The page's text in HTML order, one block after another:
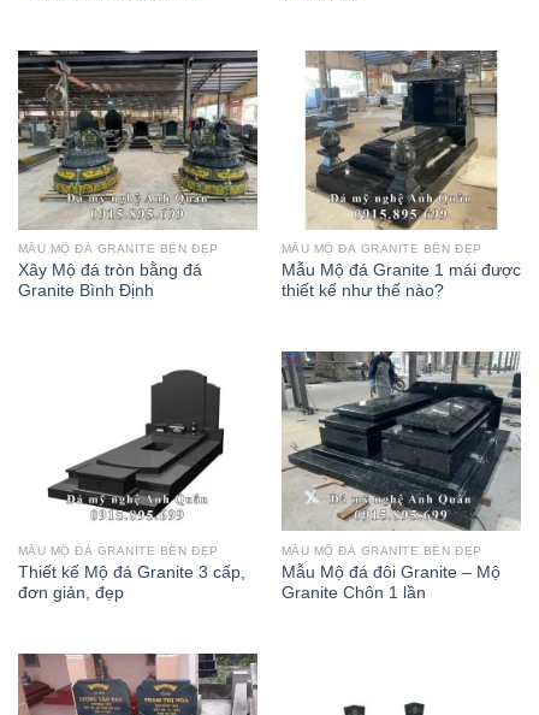
MẪU MỘ ĐÁ GRANITE BỀN ĐẸP
Xây Mộ đá tròn bằng đá
Granite Bình Định
MẪU MỘ ĐÁ GRANITE BỀN ĐẸP
Mẫu Mộ đá Granite 1 mái được
thiết kế như thế nào?
MẪU MỘ ĐÁ GRANITE BỀN ĐẸP
Thiết kế Mộ đá Granite 3 cấp,
đơn giản, đẹp
MẪU MỘ ĐÁ GRANITE BỀN ĐẸP
Mẫu Mộ đá đôi Granite – Mộ
Granite Chôn 1 lần